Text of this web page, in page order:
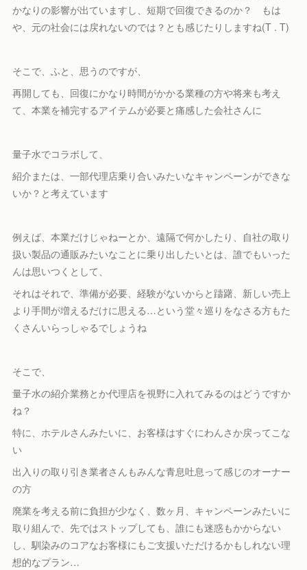
かなりの影響が出ていますし、短期で回復できるのか？ もは
や、元の社会には戻れないのでは？とも感じたりしますね(T . T)
そこで、ふと、思うのですが、
再開しても、回復にかなり時間がかかる業種の方や将来も考え
て、本業を補完するアイテムが必要と痛感した会社さんに
量子水でコラボして、
紹介または、一部代理店乗り合いみたいなキャンペーンができな
いか？と考えています
例えば、本業だけじゃねーとか、遠隔で何かしたり、自社の取り
扱い製品の通販みたいなことに乗り出したいとは、誰でもいった
んは思いつくとして、
それはそれで、準備が必要、経験がないからと躊躇、新しい売上
より手間が増えるだけに思える…という堂々巡りをなさる方もた
くさんいらっしゃるでしょうね
そこで、
量子水の紹介業務とか代理店を視野に入れてみるのはどうですか
ね？
特に、ホテルさんみたいに、お客様はすぐにわんさか戻ってこな
い
出入りの取り引き業者さんもみんな青息吐息って感じのオーナー
の方
廃業を考える前に負担が少なく、数ヶ月、キャンペーンみたいに
取り組んで、先ではストップしても、誰にも迷惑もかからない
し、馴染みのコアなお客様にもご支援いただけるかもしれない理
想的なプラン…